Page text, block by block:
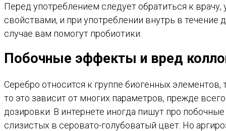
Перед употреблением следует обратиться к
свойствами, и при употреблении внутрь в
случае вам помогут пробиотики.
Побочные эффекты и вред
Серебро относится к группе биогенных
то это зависит от многих параметров, прежде
дозировки. В интернете иногда пишут про
слизистых в серовато-голубоватый цвет. Но